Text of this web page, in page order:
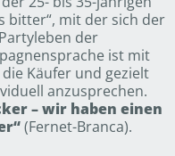
bitter“, mit der sich der
der
ist mit
Käufer und gezielt
anzusprechen.
– wir haben einen
(Fernet-Branca).